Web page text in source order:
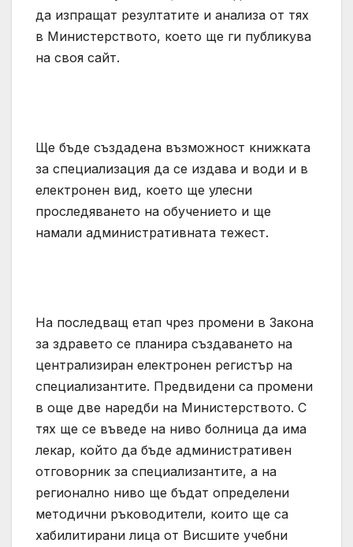
да изпращат резултатите и анализа от тях
в Министерството, което ще ги публикува
на своя сайт.
Ще бъде създадена възможност книжката
за специализация да се издава и води и в
електронен вид, което ще улесни
проследяването на обучението и ще
намали административната тежест.
На последващ етап чрез промени в Закона
за здравето се планира създаването на
централизиран електронен регистър на
специализантите. Предвидени са промени
в още две наредби на Министерството. С
тях ще се въведе на ниво болница да има
лекар, който да бъде административен
отговорник за специализантите, а на
регионално ниво ще бъдат определени
методични ръководители, които ще са
хабилитирани лица от Висшите учебни